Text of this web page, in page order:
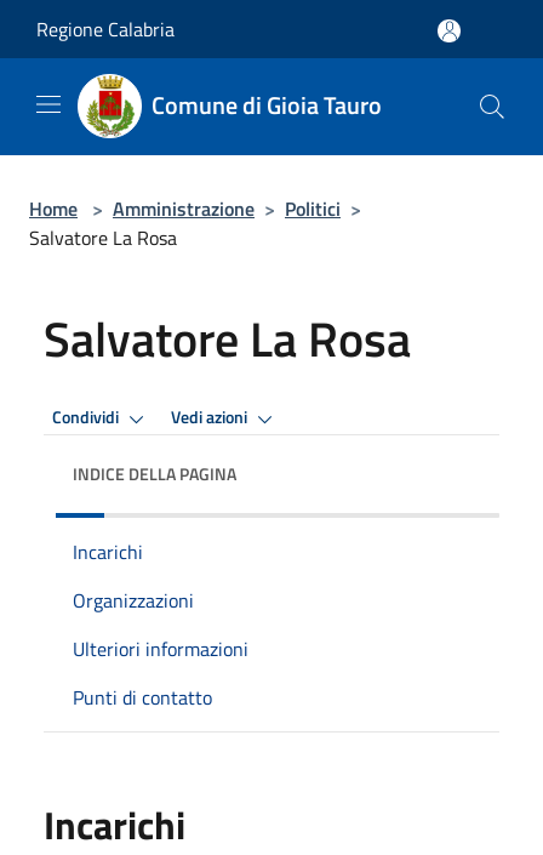
Regione Calabria
Comune di Gioia Tauro
Home > Amministrazione > Politici >
Salvatore La Rosa
Salvatore La Rosa
Condividi Vedi azioni
INDICE DELLA PAGINA
Incarichi
Organizzazioni
Ulteriori informazioni
Punti di contatto
Incarichi